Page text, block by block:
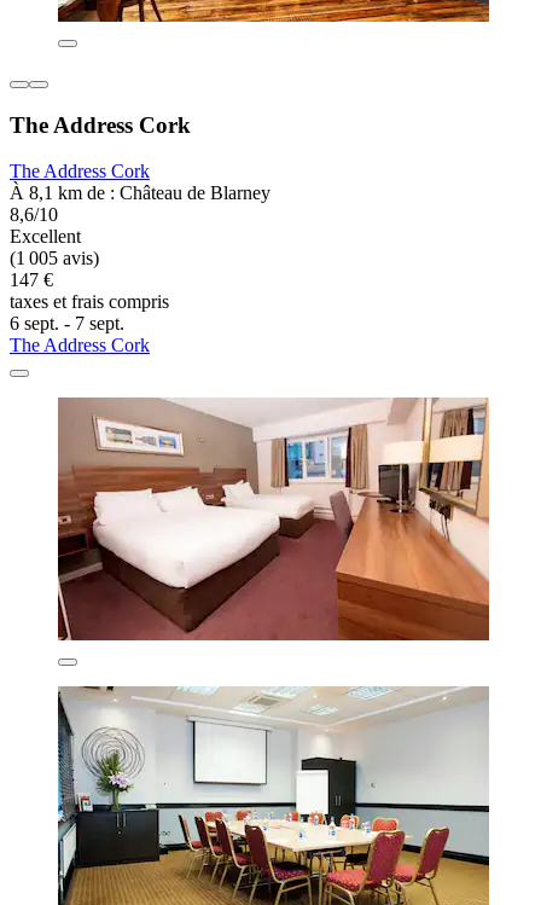
The Address Cork
The Address Cork
À 8,1 km de : Château de Blarney
8,6/10
Excellent
(1 005 avis)
147 €
taxes et frais compris
6 sept. - 7 sept.
The Address Cork